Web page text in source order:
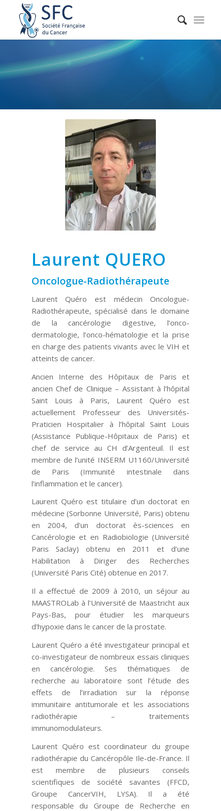
Laurent QUERO
Oncologue-Radiothérapeute
Laurent Quéro est médecin Oncologue-
Radiothérapeute, spécialisé dans le domaine
de la cancérologie digestive, l’onco-
dermatologie, l’onco-hématologie et la prise
en charge des patients vivants avec le VIH et
atteints de cancer.
Ancien Interne des Hôpitaux de Paris et
ancien Chef de Clinique – Assistant à l’hôpital
Saint Louis à Paris, Laurent Quéro est
actuellement Professeur des Universités-
Praticien Hospitalier à l’hôpital Saint Louis
(Assistance Publique-Hôpitaux de Paris) et
chef de service au CH d’Argenteuil. Il est
membre de l’unité INSERM U1160/Université
de Paris (Immunité intestinale dans
l’inflammation et le cancer).
Laurent Quéro est titulaire d’un doctorat en
médecine (Sorbonne Université, Paris) obtenu
en 2004, d’un doctorat ès-sciences en
Cancérologie et en Radiobiologie (Université
Paris Saclay) obtenu en 2011 et d’une
Habilitation à Diriger des Recherches
(Université Paris Cité) obtenue en 2017.
Il a effectué de 2009 à 2010, un séjour au
MAASTROLab à l’Université de Maastricht aux
Pays-Bas, pour étudier les marqueurs
d’hypoxie dans le cancer de la prostate.
Laurent Quéro a été investigateur principal et
co-investigateur de nombreux essais cliniques
en cancérologie. Ses thématiques de
recherche au laboratoire sont l’étude des
effets de l’irradiation sur la réponse
immunitaire antitumorale et les associations
radiothérapie – traitements
immunomodulateurs.
Laurent Quéro est coordinateur du groupe
radiothérapie du Cancéropôle Ile-de-France. Il
est membre de plusieurs conseils
scientifiques de société savantes (FFCD,
Groupe CancerVIH, LYSA). Il a été
responsable du Groupe de Recherche en